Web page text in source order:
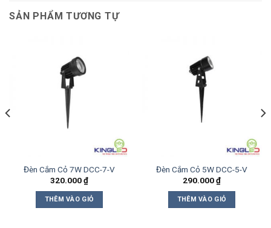
SẢN PHẨM TƯƠNG TỰ
Đèn Cắm Cỏ 7W DCC-7-V
320.000₫
THÊM VÀO GIỎ
Đèn Cắm Cỏ 5W DCC-5-V
290.000₫
THÊM VÀO GIỎ